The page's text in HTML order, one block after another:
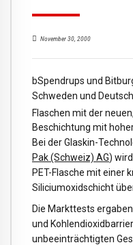
November 30, 2000
bSpendrups und
Schweden und
Flaschen mit der
Beschichtung mit
Bei der Glaskin-
Pak (Schweiz) AG)
PET-Flasche mit einer
Siliciumoxidschicht
Die Markttests
und
unbeeinträchtigten